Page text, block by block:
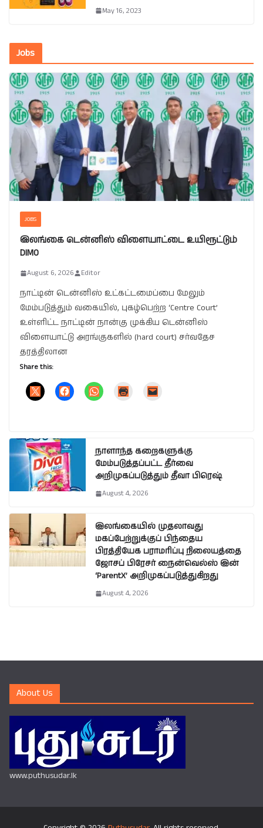
May 16, 2023
Jobs
JOBS
இலங்கை டென்னிஸ் விளையாட்டை உயிரூட்டும்
DIMO
August 6, 2026 Editor
நாட்டின் டென்னிஸ் உட்கட்டமைப்பை மேலும்
மேம்படுத்தும் வகையில், புகழ்பெற்ற ‘Centre Court’
உள்ளிட்ட நாட்டின் நான்கு முக்கிய டென்னிஸ்
விளையாட்டு அரங்குகளில் (hard court) சர்வதேச
தரத்திலான
Share this:
நாளாந்த கறைகளுக்கு
மேம்படுத்தப்பட்ட தீர்வை
அறிமுகப்படுத்தும் தீவா பிரெஷ்
August 4, 2026
இலங்கையில் முதலாவது
மகப்பேற்றுக்குப் பிந்தைய
பிரத்தியேக பராமரிப்பு நிலையத்தை
ஜோசப் பிரேசர் நைன்வெல்ஸ் இன்
‘ParentX’ அறிமுகப்படுத்துகிறது
August 4, 2026
About Us
www.puthusudar.lk